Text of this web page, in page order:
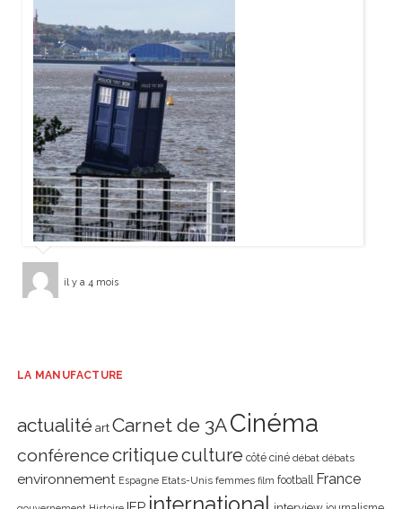
il y a 4 mois
LA MANUFACTURE
actualité art Carnet de 3ACinéma
conférencecritiqueculture côté ciné débat débats
environnement Espagne Etats-Unis femmes film football France